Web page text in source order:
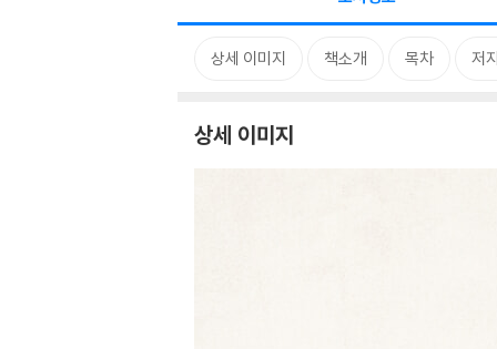
상세 이미지 책소개 목차 저
상세 이미지